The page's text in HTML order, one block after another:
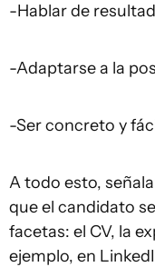
-Hablar de
-Adaptarse a la
-Ser concreto y
A todo esto,
que el candidato
facetas: el CV, la
ejemplo, en